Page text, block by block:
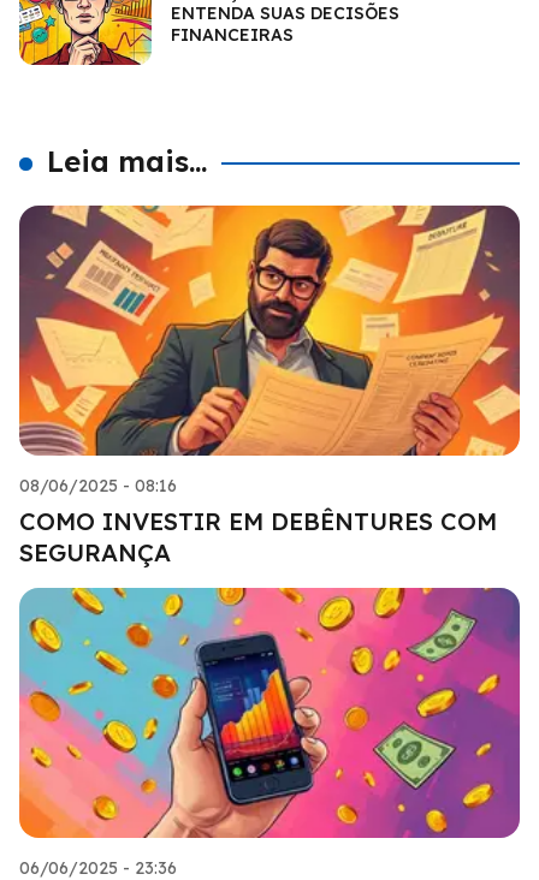
ENTENDA SUAS DECISÕES
FINANCEIRAS
Leia mais...
08/06/2025 - 08:16
COMO INVESTIR EM DEBÊNTURES COM
SEGURANÇA
06/06/2025 - 23:36